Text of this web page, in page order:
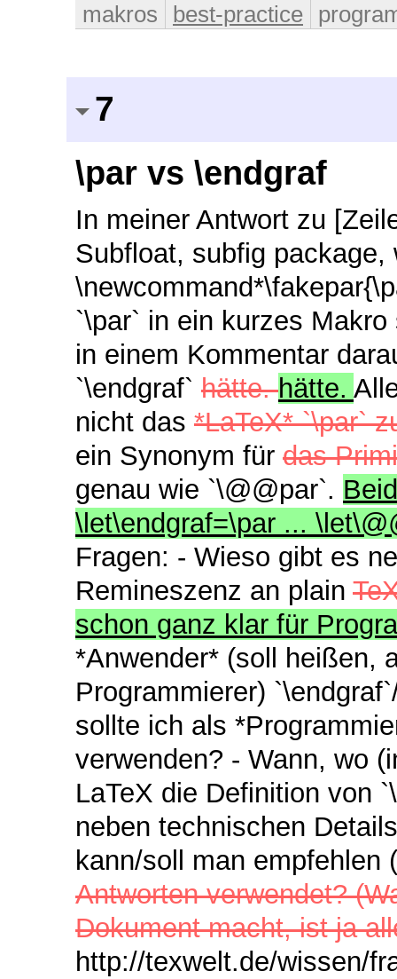
makros best-practice
7
\par vs \endgraf
In meiner Antwort zu
Subfloat, subfig
`\par` in ein kurzes
in einem Kommentar
`\endgraf` hätte.hätte.
nicht das *LaTeX*-`\par`
ein Synonym für das
genau wie `\@@par`.
\let\endgraf=\par ...
Fragen: - Wieso gibt es
Remineszenz an plain
schon ganz klar für
*Anwender* (soll heißen,
Programmierer)
sollte ich als
verwenden? - Wann, wo
LaTeX die Definition von
neben technischen
kann/soll man
Antworten verwendet?
Dokument macht, ist ja
http://texwelt.de/wissen/